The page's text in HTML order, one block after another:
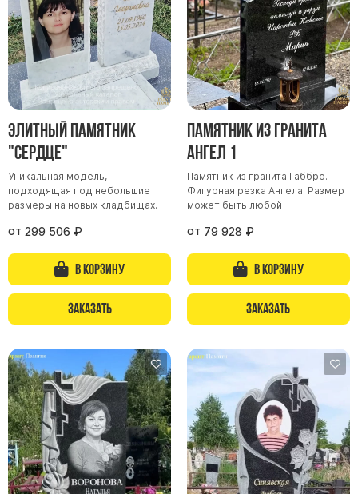
Памятники из мрамора
Элитные памятники
Резные памятники
Мемориальные комплексы
Памятники с полноформатным фото
Склеп
Cкульптуры ангел
Детские памятники
Памятники Мусульманские
Памятники Армянские
Европейские памятники
Памятники "Клипарт"
Семейные памятники ( памятники на двоих )
Памятники в форме креста
Зеркальные памятники
Памятники из белого мрамора Коелга
Креативные памятники
Кресты из белого мрамора
Фигурные памятники
Памятники в виде гитары
Элитный памятник
"Сердце"
Уникальная модель,
подходящая под небольшие
размеры на новых кладбищах.
от 299 506 ₽
В корзину
Заказать
Памятник из гранита
Ангел 1
Памятник из гранита Габбро.
Фигурная резка Ангела. Размер
может быть любой
от 79 928 ₽
В корзину
Заказать